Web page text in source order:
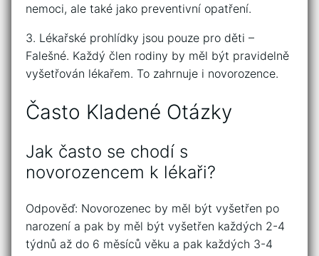
nemoci, ale také jako preventivní opatření.
3. Lékařské prohlídky jsou pouze pro děti –
Falešné. Každý člen rodiny by měl být pravidelně
vyšetřován lékařem. To zahrnuje i novorozence.
Často Kladené Otázky
Jak často se chodí s
novorozencem k lékaři?
Odpověď: Novorozenec by měl být vyšetřen po
narození a pak by měl být vyšetřen každých 2-4
týdnů až do 6 měsíců věku a pak každých 3-4